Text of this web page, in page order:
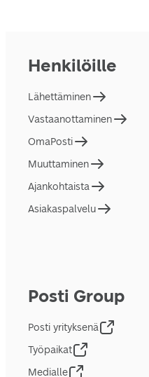
Henkilöille
Lähettäminen
Vastaanottaminen
OmaPosti
Muuttaminen
Ajankohtaista
Asiakaspalvelu
Posti Group
Posti yrityksenä
Työpaikat
Medialle